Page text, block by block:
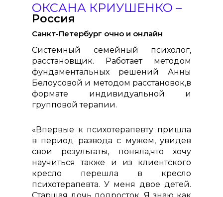
Системный семейный психолог,
расстановщик. Работает методом
фундаментальных решений Анны
Белоусовой и методом расстановок,в
формате индивидуальной и
групповой терапии.
Санкт-Петербург очно и онлайн
«Впервые к психотерапевту пришла
в период развода с мужем, увидев
свои результаты, поняла,что хочу
научиться также и из клиентского
кресло перешла в кресло
психотерапевта. У меня двое детей.
ОКСАНА КРИУШЕНКО –
Россия